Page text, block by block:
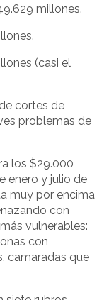
millones.
(casi el
cortes de
problemas de
los $29.000
enero y julio de
muy por encima
con
vulnerables:
con
camaradas que